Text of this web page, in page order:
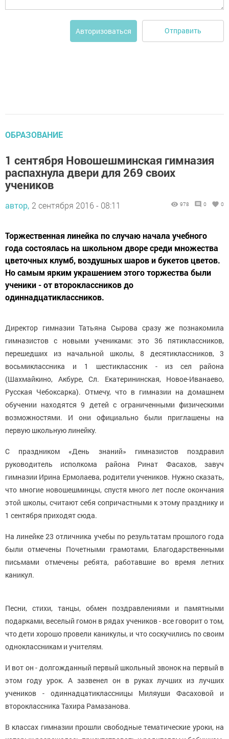
Авторизоваться Отправить
ОБРАЗОВАНИЕ
1 сентября Новошешминская гимназия
распахнула двери для 269 своих
учеников
автор, 2 сентября 2016 - 08:11 978 0 0
Торжественная линейка по случаю начала учебного
года состоялась на школьном дворе среди множества
цветочных клумб, воздушных шаров и букетов цветов.
Но самым ярким украшением этого торжества были
ученики - от второклассников до
одиннадцатиклассников.
Директор гимназии Татьяна Сырова сразу же познакомила
гимназистов с новыми учениками: это 36 пятиклассников,
перешедших из начальной школы, 8 десятиклассников, 3
восьмиклассника и 1 шестиклассник - из сел района
(Шахмайкино, Акбуре, Сл. Екатерининская, Новое-Иванаево,
Русская Чебоксарка). Отмечу, что в гимназии на домашнем
обучении находятся 9 детей с ограниченными физическими
возможностями. И они официально были приглашены на
первую школьную линейку.
С праздником «День знаний» гимназистов поздравил
руководитель исполкома района Ринат Фасахов, завуч
гимназии Ирина Ермолаева, родители учеников. Нужно сказать,
что многие новошешминцы, спустя много лет после окончания
этой школы, считают себя сопричастными к этому празднику и
1 сентября приходят сюда.
На линейке 23 отличника учебы по результатам прошлого года
были отмечены Почетными грамотами, Благодарственными
письмами отмечены ребята, работавшие во время летних
каникул.
Песни, стихи, танцы, обмен поздравлениями и памятными
подарками, веселый гомон в рядах учеников - все говорит о том,
что дети хорошо провели каникулы, и что соскучились по своим
одноклассникам и учителям.
И вот он - долгожданный первый школьный звонок на первый в
этом году урок. А зазвенел он в руках лучших из лучших
учеников - одиннадцатиклассницы Миляуши Фасаховой и
второклассника Тахира Рамазанова.
В классах гимназии прошли свободные тематические уроки, на